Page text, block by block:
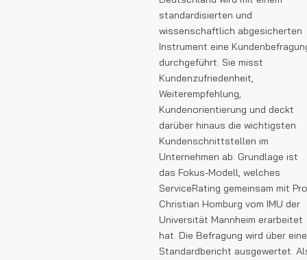
standardisierten und
wissenschaftlich abgesicherten
Instrument eine
durchgeführt. Sie misst
Kundenzufriedenheit,
Weiterempfehlung,
Kundenorientierung und deckt
darüber hinaus die wichtigsten
Kundenschnittstellen im
Unternehmen ab. Grundlage ist
das Fokus-Modell, welches
ServiceRating gemeinsam mit
Christian Homburg vom IMU der
Universität Mannheim erarbeitet
hat. Die Befragung wird über
Standardbericht ausgewertet.